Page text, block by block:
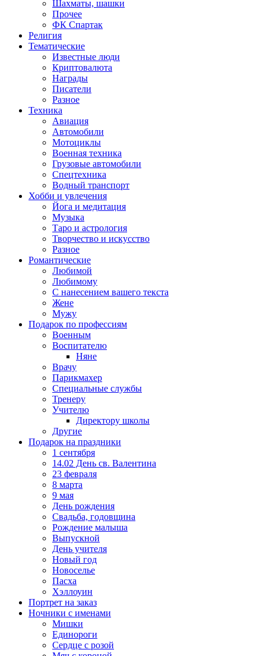
Шахматы, шашки
Прочее
ФК Спартак
Религия
Тематические
Известные люди
Криптовалюта
Награды
Писатели
Разное
Техника
Авиация
Автомобили
Мотоциклы
Военная техника
Грузовые автомобили
Спецтехника
Водный транспорт
Хобби и увлечения
Йога и медитация
Музыка
Таро и астрология
Творчество и искусство
Разное
Романтические
Любимой
Любимому
С нанесением вашего текста
Жене
Мужу
Подарок по профессиям
Военным
Воспитателю
Няне
Врачу
Парикмахер
Специальные службы
Тренеру
Учителю
Директору школы
Другие
Подарок на праздники
1 сентября
14.02 День св. Валентина
23 февраля
8 марта
9 мая
День рождения
Свадьба, годовщина
Рождение малыша
Выпускной
День учителя
Новый год
Новоселье
Пасха
Хэллоуин
Портрет на заказ
Ночники с именами
Мишки
Единороги
Сердце с розой